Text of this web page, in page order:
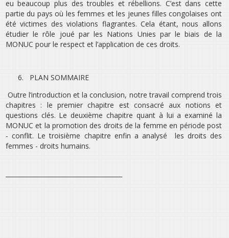
eu beaucoup plus des troubles et rébellions. C’est dans cette
partie du pays où les femmes et les jeunes filles congolaises ont
été victimes des violations flagrantes. Cela étant, nous allons
étudier le rôle joué par les Nations Unies par le biais de la
MONUC pour le respect et l’application de ces droits.
6.
PLAN SOMMAIRE
Outre l’introduction et la conclusion, notre travail comprend trois
chapitres : le premier chapitre est consacré aux notions et
questions clés. Le deuxième chapitre quant à lui a examiné la
MONUC et la promotion des droits de la femme en période post
- conflit. Le troisième chapitre enfin a analysé les droits des
femmes - droits humains.